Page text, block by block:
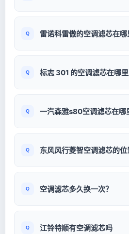
雷诺科雷傲的空调滤芯在哪
标志 301 的空调滤芯在哪
一汽森雅s80空调滤芯在哪
东风风行菱智空调滤芯的位
空调滤芯多久换一次？
江铃特顺有空调滤芯吗